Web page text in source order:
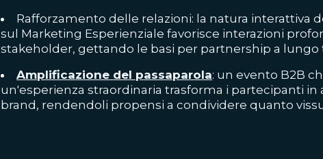
Rafforzamento delle relazioni: la natura interattiva
sul Marketing Esperienziale favorisce interazioni
stakeholder, gettando le basi per partnership a lungo
Amplificazione del passaparola: un evento B2B
un'esperienza straordinaria trasforma i partecipanti in
brand, rendendoli propensi a condividere quanto